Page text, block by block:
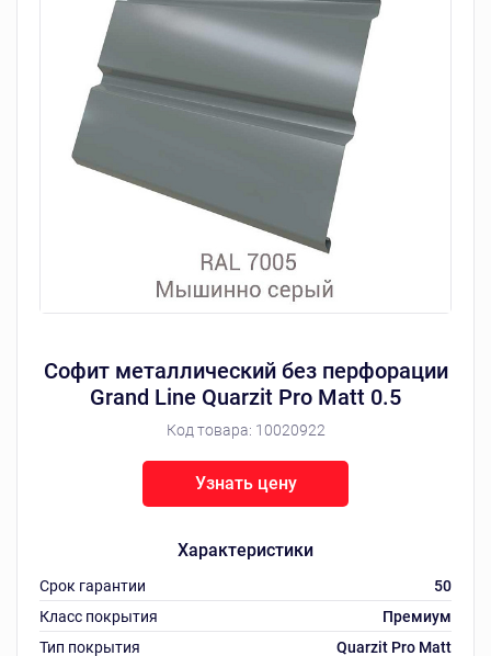
Софит металлический без перфорации
Grand Line Quarzit Pro Matt 0.5
Код товара: 10020922
Характеристики
Срок гарантии
50
Класс покрытия
Премиум
Тип покрытия
Quarzit Pro Matt
Узнать цену